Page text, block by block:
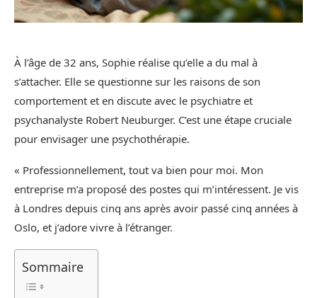
À l’âge de 32 ans, Sophie réalise qu’elle a du mal à
s’attacher. Elle se questionne sur les raisons de son
comportement et en discute avec le psychiatre et
psychanalyste Robert Neuburger. C’est une étape cruciale
pour envisager une psychothérapie.
« Professionnellement, tout va bien pour moi. Mon
entreprise m’a proposé des postes qui m’intéressent. Je vis
à Londres depuis cinq ans après avoir passé cinq années à
Oslo, et j’adore vivre à l’étranger.
Sommaire